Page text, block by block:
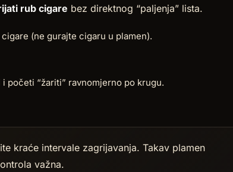
rub cigare bez direktnog “paljenja” lista.
cigare (ne gurajte cigaru u plamen).
početi “žariti” ravnomjerno po krugu.
kraće intervale zagrijavanja. Takav plamen
važna.